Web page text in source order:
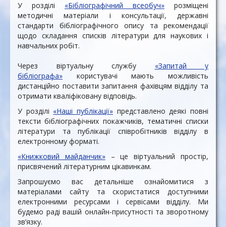
У розділі «Бібліографічний всеобуч» розміщені
методичні матеріали і консультації, державні
стандарти бібліографічного опису та рекомендації
щодо складання списків літератури для наукових і
навчальних робіт.
Через віртуальну службу «Запитай у
бібліографа» користувачі мають можливість
дистанційно поставити запитання фахівцям відділу та
отримати кваліфіковану відповідь.
У розділі «Наші публікації» представлено деякі повні
тексти бібліографічних покажчиків, тематичні списки
літератури та публікації співробітників відділу в
електронному форматі.
«Книжковий майданчик»– це віртуальний простір,
присвячений літературним цікавинкам.
Запрошуємо вас детальніше ознайомитися з
матеріалами сайту та скористатися доступними
електронними ресурсами і сервісами відділу. Ми
будемо раді вашій онлайн-присутності та зворотному
зв’язку.